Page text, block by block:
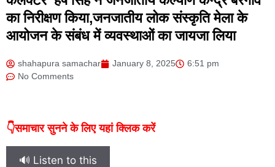
का निरीक्षण किया,जनजातीय लोक संस्कृति मेला के
आयोजन के संबंध में व्यवस्थाओं का जायजा लिया
shahapura samachar January 8, 2025
6:51 pm
No Comments
👇समाचार सुनने के लिए यहां क्लिक करें
🔊 Listen to this